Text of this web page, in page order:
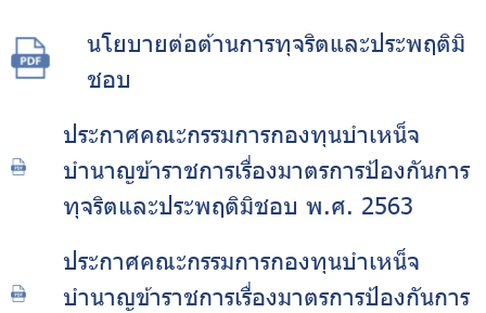
นโยบายต่อต้านการทุจริตและประพฤติมิ
ชอบ
ประกาศคณะกรรมการกองทุนบำเหน็จ
บำนาญข้าราชการเรื่องมาตรการป้องกันการ
ทุจริตและประพฤติมิชอบ พ.ศ. 2563
ประกาศคณะกรรมการกองทุนบำเหน็จ
บำนาญข้าราชการเรื่องมาตรการป้องกันการ